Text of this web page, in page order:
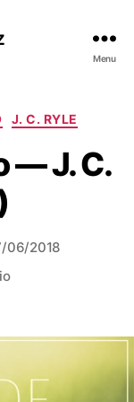
Menu
J. C. RYLE
― J. C.
06/2018
e
o
s